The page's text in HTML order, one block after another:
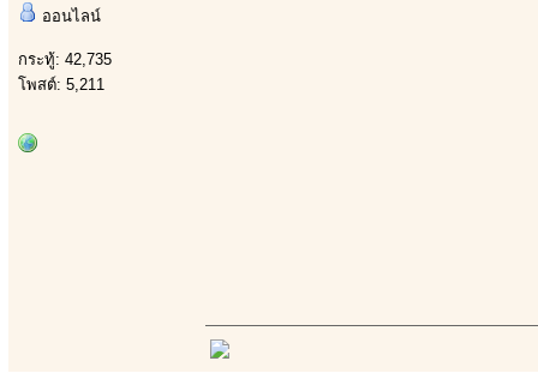
ออนไลน์
กระทู้: 42,735
โพสต์: 5,211